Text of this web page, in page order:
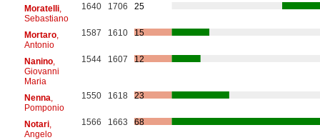
Moratelli,
Sebastiano
1640 1706 25
Mortaro,
Antonio
1587 1610 15
Nanino,
Giovanni
Maria
1544 1607 12
Nenna
Pomponio
1550 1618 23
Notari,
Angelo
1566 1663 68